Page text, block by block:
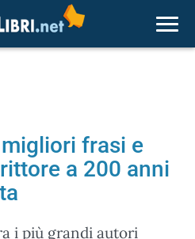
frasi e
a 200 anni
i più grandi autori